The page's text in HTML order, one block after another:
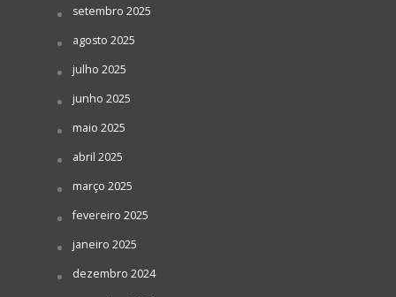
setembro 2025
agosto 2025
julho 2025
junho 2025
maio 2025
abril 2025
março 2025
fevereiro 2025
janeiro 2025
dezembro 2024